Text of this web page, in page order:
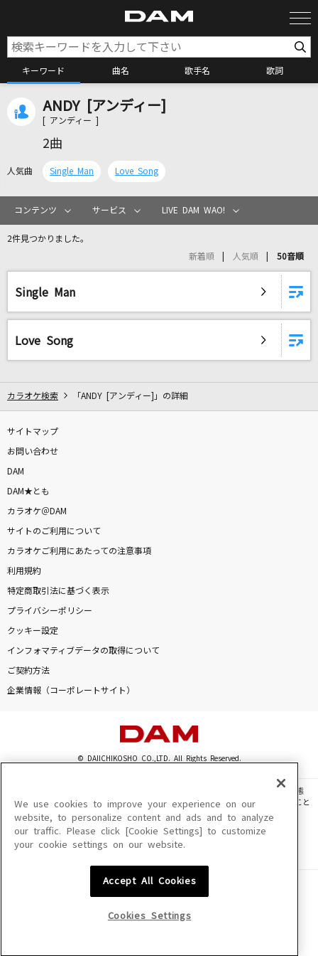
キーワード 曲名 歌手名 歌詞
カラオケ検索
カラオケリクエスト
リアルタイムで歌われている曲の一覧
旅路
藤井 風
HY
[生音]Super Girl
レベッカ
[生音]時代
[生音]ピタカゲ(CROOKED)(BIGBANG JAPAN D
OME TOUR 2013～2014)
G-DRAGON(from BIGBANG)
花
セレナーデ
なとり
もっと見る
DAMの新曲・ランキングなど
ANDY [アンディー]
[ アンディー ]
2曲
人気曲 Single Man Love Song
コンテンツ サービス LIVE DAM WAO!
2件見つかりました。
新着順 人気順 50音順
Single Man
Love Song
カラオケ検索 「ANDY [アンディー]」の詳細
サイトマップ
お問い合わせ
DAM
DAM★とも
カラオケ＠DAM
サイトのご利用について
カラオケご利用にあたっての注意事項
利用規約
特定商取引法に基づく表示
プライバシーポリシー
クッキー設定
インフォマティブデータの取得について
ご契約方法
企業情報（コーポレートサイト）
© DAIICHIKOSHO CO.,LTD. All Rights Reserved.
このサイトに掲載されている一切の文章・画像・写真・動画・音声等を、手段や形態
を問わず、著作権法の定める範囲を超えて無断で複製、転載、ファイル化などすること
を禁じます。
楽曲及びコンテンツは、機種によりご利用いただけない場合があります。
楽曲及びコンテンツの配信日、配信内容が変更になる場合があります。
We use cookies to improve your experience on our
website, to personalize content and ads and to analyze
our traffic. Please click [Cookie Settings] to customize
your cookie settings on our website.
Accept All Cookies
Cookies Settings